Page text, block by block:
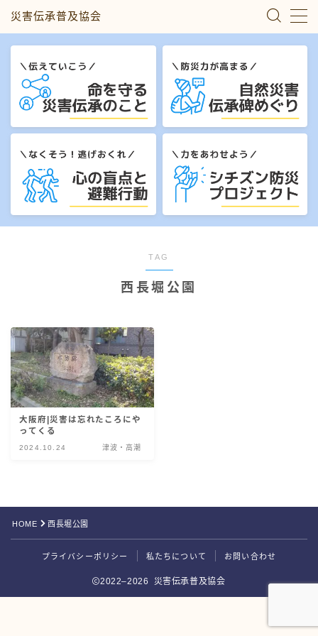
災害伝承普及協会
MENU
災害伝承のこと
自然災害伝承碑めぐり
心の盲点と避難行動
シチズン防災プロジェクト
災害伝承検定
TAG
西長堀公園
大阪府|災害は忘れたころにや
ってくる
2024.10.24 津波・高潮
HOME 西長堀公園
プライバシーポリシー 私たちについて お問い合わせ
2022–2026 災害伝承普及協会